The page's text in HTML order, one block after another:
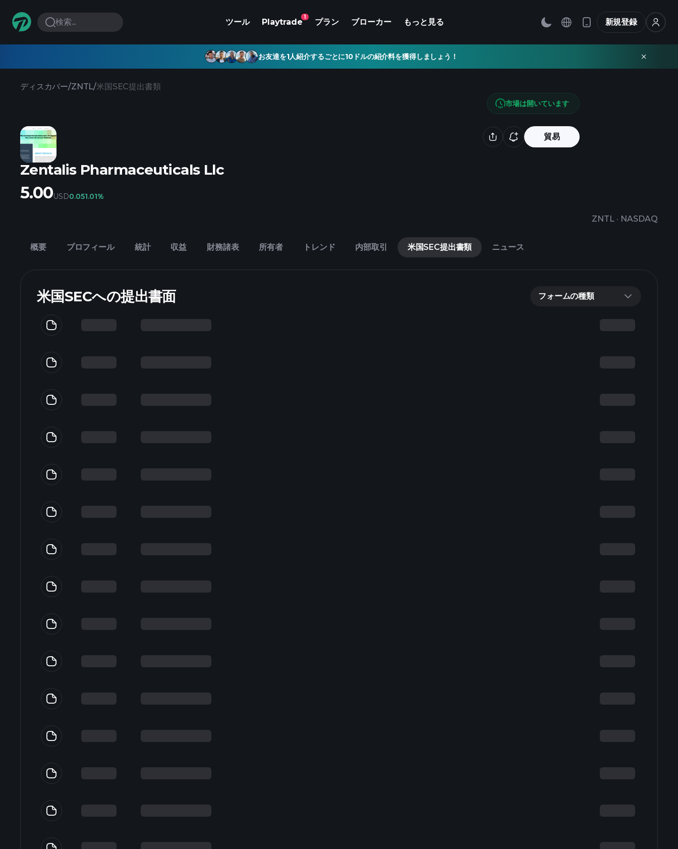
検索... ツール Playtrade
1
プラン ブローカー もっと見る 新規登録
お友達を1人紹介するごとに10ドルの紹介料を獲得しましょう！
ディスカバー/ZNTL/米国SEC提出書類
貿易
Zentalis Pharmaceuticals Llc
ZNTL · NASDAQ
市場は開いています
5.00USD0.051.01%
概要 プロフィール 統計 収益 財務諸表 所有者 トレンド 内部取引 米国SEC提出書類 ニュース
米国SECへの提出書面 フォームの種類